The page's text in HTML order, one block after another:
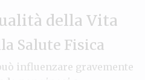
della Vita
Salute Fisica
influenzare gravemente